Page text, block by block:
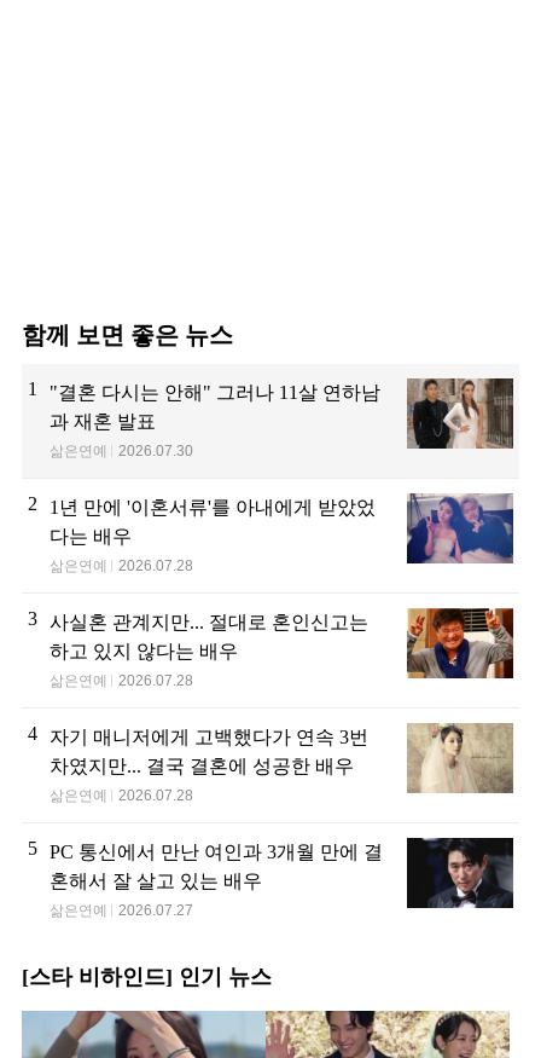
함께 보면 좋은 뉴스
1
"결혼 다시는 안해" 그러나 11살 연하남
과 재혼 발표
삶은연예 2026.07.30
2
1년 만에 '이혼서류'를 아내에게 받았었
다는 배우
삶은연예 2026.07.28
3 사실혼 관계지만... 절대로 혼인신고는
하고 있지 않다는 배우
삶은연예 2026.07.28
4
자기 매니저에게 고백했다가 연속 3번
차였지만... 결국 결혼에 성공한 배우
삶은연예 2026.07.28
5 PC 통신에서 만난 여인과 3개월 만에 결
혼해서 잘 살고 있는 배우
삶은연예 2026.07.27
[스타 비하인드] 인기 뉴스